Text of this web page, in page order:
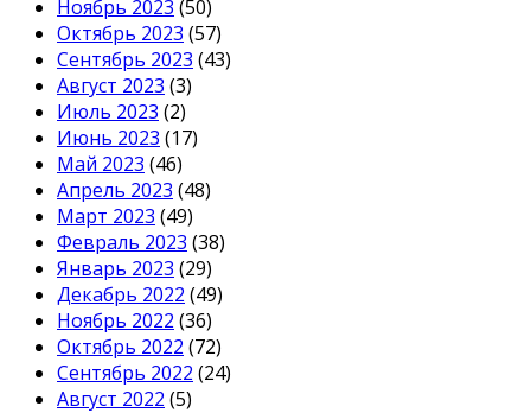
Ноябрь 2023 (50)
Октябрь 2023 (57)
Сентябрь 2023 (43)
Август 2023 (3)
Июль 2023 (2)
Июнь 2023 (17)
Май 2023 (46)
Апрель 2023 (48)
Март 2023 (49)
Февраль 2023 (38)
Январь 2023 (29)
Декабрь 2022 (49)
Ноябрь 2022 (36)
Октябрь 2022 (72)
Сентябрь 2022 (24)
Август 2022 (5)